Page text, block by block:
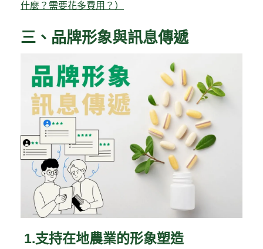
什麼？需要花多費用？）
三、品牌形象與訊息傳遞
1.支持在地農業的形象塑造